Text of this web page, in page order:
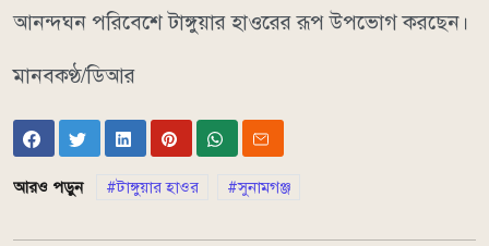
আনন্দঘন পরিবেশে টাঙ্গুয়ার হাওরের রূপ উপভোগ করছেন।
মানবকণ্ঠ/ডিআর
আরও পড়ুন টাঙ্গুয়ার হাওর সুনামগঞ্জ